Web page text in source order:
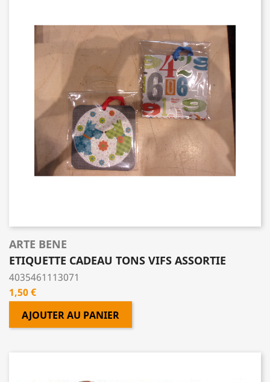
ARTE BENE
ETIQUETTE CADEAU TONS VIFS ASSORTIE
4035461113071
Prix
1,50 €
AJOUTER AU PANIER